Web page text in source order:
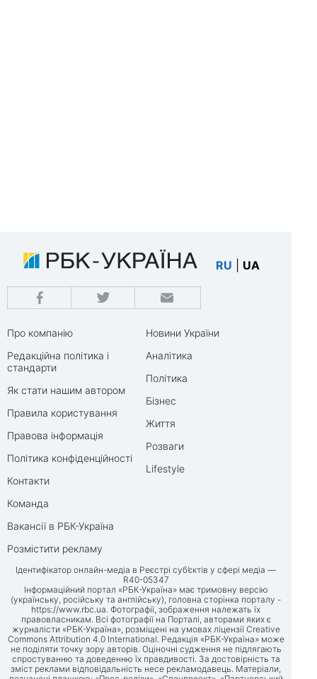
RU UA
Про компанію
Редакційна політика і
стандарти
Як стати нашим автором
Правила користування
Правова інформація
Політика конфіденційності
Контакти
Команда
Вакансії в РБК-Україна
Розмістити рекламу
Новини України
Аналітика
Політика
Бізнес
Життя
Розваги
Lifestyle
Ідентифікатор онлайн-медіа в Реєстрі суб’єктів у сфері медіа —
R40-05347
Інформаційний портал «РБК-Україна» має тримовну версію
(українську, російську та англійську), головна сторінка порталу -
https://www.rbc.ua. Фотографії, зображення належать їх
правовласникам. Всі фотографії на Порталі, авторами яких є
журналісти «РБК-Україна», розміщені на умовах ліцензії Creative
Commons Attribution 4.0 International. Редакція «РБК-Україна» може
не поділяти точку зору авторів. Оціночні судження не підлягають
спростуванню та доведенню їх правдивості. За достовірність та
зміст реклами відповідальність несе рекламодавець. Матеріали,